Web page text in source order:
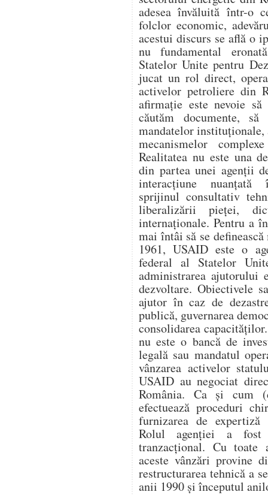
adesea învăluită într-o
folclor economic,
acestui discurs se află o
nu fundamental
Statelor Unite pentru
jucat un rol direct,
activelor petroliere din
afirmație este nevoie
căutăm documente,
mandatelor instituționale,
mecanismelor
Realitatea nu este una
din partea unei agenții
interacțiune
sprijinul consultativ
liberalizării pieței,
internaționale. Pentru a
mai întâi să se
1961, USAID este o
federal al Statelor
administrarea ajutorului
dezvoltare. Obiectivele
ajutor în caz de
publică, guvernarea
consolidarea
nu este o bancă de
legală sau mandatul
vânzarea activelor
USAID au negociat
România. Ca și cum
efectuează proceduri
furnizarea de expertiză
Rolul agenției a fost
tranzacțional. Cu toate
aceste vânzări provine
restructurarea tehnică a
anii 1990 și începutul